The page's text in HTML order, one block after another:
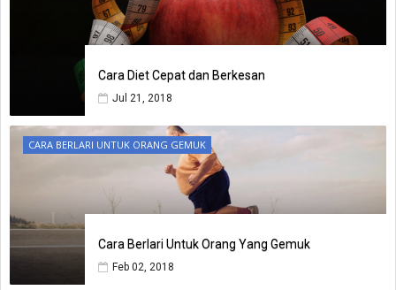
Cara Diet Cepat dan Berkesan
Jul 21, 2018
CARA BERLARI UNTUK ORANG GEMUK
Cara Berlari Untuk Orang Yang Gemuk
Feb 02, 2018